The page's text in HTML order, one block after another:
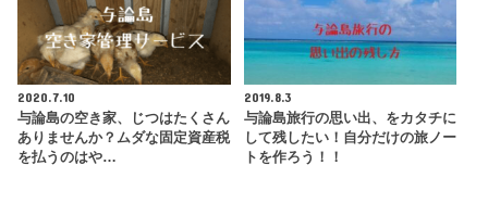
2020.7.10
与論島の空き家、じつはたくさん
ありませんか？ムダな固定資産税
を払うのはや…
2019.8.3
与論島旅行の思い出、をカタチに
して残したい！自分だけの旅ノー
トを作ろう！！